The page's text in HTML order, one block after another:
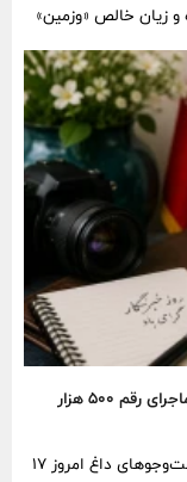
رسیده و زیان خالص «وزمین»
هدیه روز خبرنگار ۱۴۰۵ وزارت ارشاد چقدر است؟ ماجرای رقم ۵۰۰ هزار
هدیه روز خبرنگار ۱۴۰۵ وزارت ارشاد به یکی از جست‌وجوهای داغ امروز ۱۷